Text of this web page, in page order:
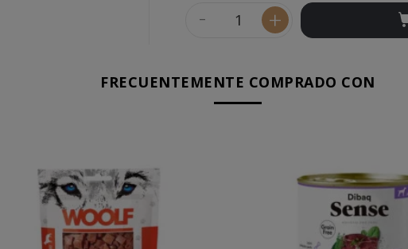
- +
FRECUENTEMENTE COMPRADO CON